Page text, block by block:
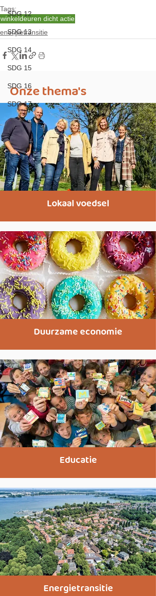
SDG 12
SDG 13
SDG 14
SDG 15
SDG 16
SDG 17
Tags:
winkeldeuren dicht actie
energietransitie
Onze thema's
Lokaal voedsel
Duurzame economie
Educatie
Energietransitie